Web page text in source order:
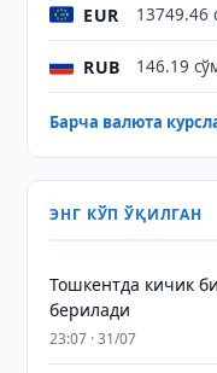
EUR 13749.46
RUB 146.19
Барча валюта
ЭНГ КЎП ЎҚИЛГАН
Тошкентда кичик
берилади
23:07 · 31/07